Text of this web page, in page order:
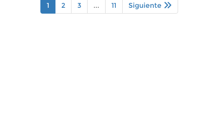
1 2 3 ... 11 Siguiente